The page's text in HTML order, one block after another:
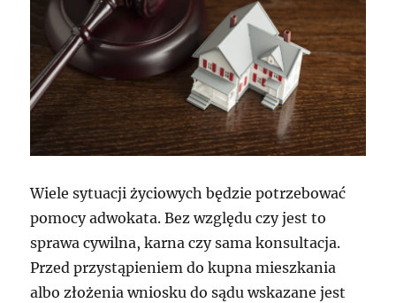
Wiele sytuacji życiowych będzie potrzebować
pomocy adwokata. Bez względu czy jest to
sprawa cywilna, karna czy sama konsultacja.
Przed przystąpieniem do kupna mieszkania
albo złożenia wniosku do sądu wskazane jest